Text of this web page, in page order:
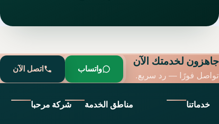
جاهزون لخدمتك الآن
تواصل فورًا — رد سريع.
واتساب اتصل الآن
خدماتنا مناطق الخدمة شركة مرحبا